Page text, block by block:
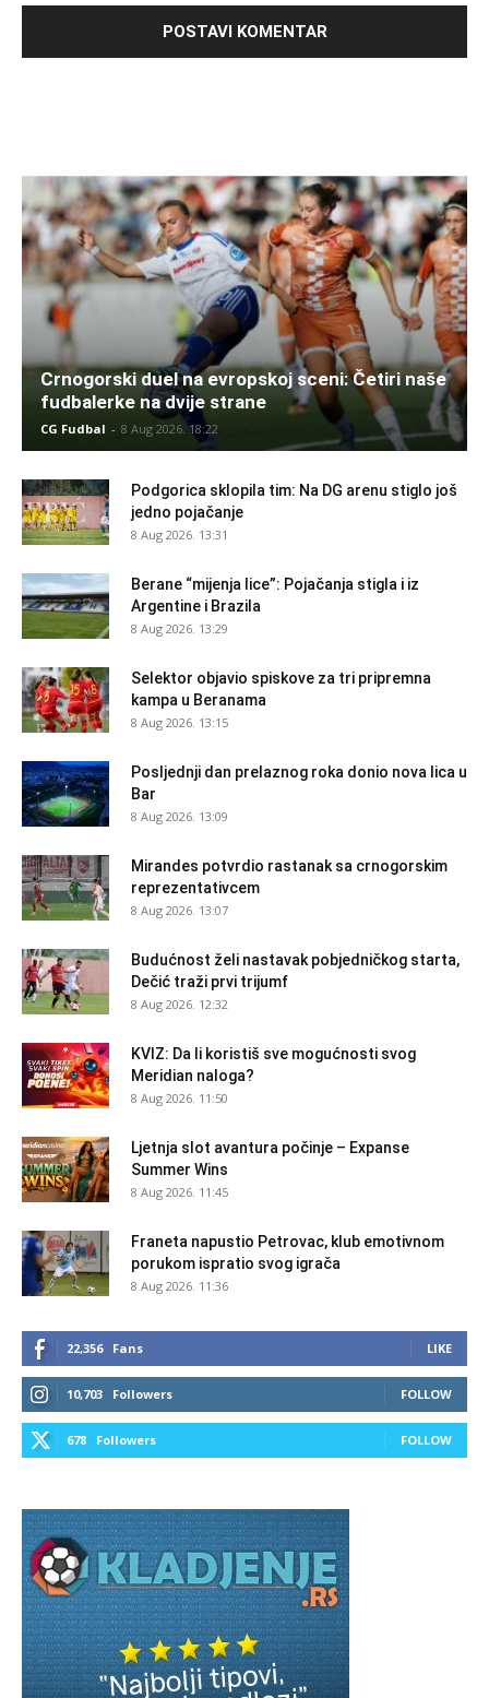
Crnogorski duel na evropskoj sceni: Četiri naše
fudbalerke na dvije strane
CG Fudbal - 8 Aug 2026. 18:22
Podgorica sklopila tim: Na DG arenu stiglo još
jedno pojačanje
8 Aug 2026. 13:31
Berane “mijenja lice”: Pojačanja stigla i iz
Argentine i Brazila
8 Aug 2026. 13:29
Selektor objavio spiskove za tri pripremna
kampa u Beranama
8 Aug 2026. 13:15
Posljednji dan prelaznog roka donio nova lica u
Bar
8 Aug 2026. 13:09
Mirandes potvrdio rastanak sa crnogorskim
reprezentativcem
8 Aug 2026. 13:07
Budućnost želi nastavak pobjedničkog starta,
Dečić traži prvi trijumf
8 Aug 2026. 12:32
KVIZ: Da li koristiš sve mogućnosti svog
Meridian naloga?
8 Aug 2026. 11:50
Ljetnja slot avantura počinje – Expanse
Summer Wins
8 Aug 2026. 11:45
Franeta napustio Petrovac, klub emotivnom
porukom ispratio svog igrača
8 Aug 2026. 11:36
22,356 Fans LIKE
10,703 Followers FOLLOW
678 Followers FOLLOW